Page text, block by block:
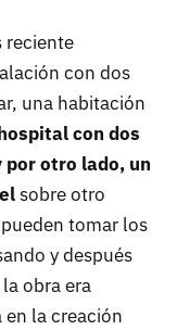
reciente
con dos
una habitación
con dos
otro lado, un
sobre otro
tomar los
y después
obra era
la creación